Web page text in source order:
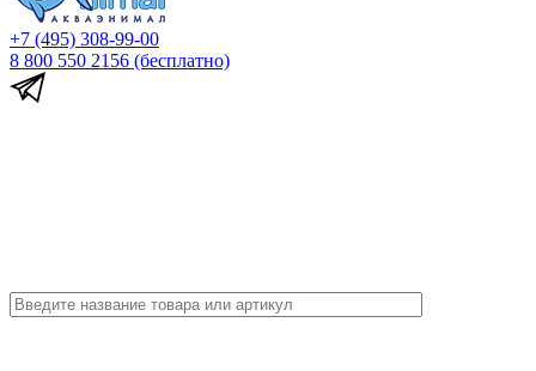
+7 (495) 308-99-00
8 800 550 2156 (бесплатно)